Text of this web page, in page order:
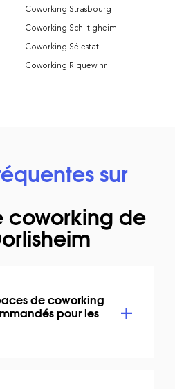
Coworking Strasbourg
Coworking Schiltigheim
Coworking Sélestat
Coworking Riquewihr
sur
coworking de
de coworking
pour les